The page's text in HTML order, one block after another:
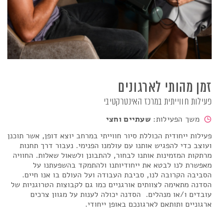
זמן מהותי לארגונים
פעילות חווייתית במרכז האינטרקטיבי
משך הפעילות: שעתיים וחצי
פעילות ייחודית הכוללת סיור חווייתי במרחב יוצא דופן, אשר תוכנן
ועוצב כדי להפגיש אותנו עם עולמנו הפנימי. נעבור דרך תחנות
מרתקות המזמינות אותנו לבחור, להתבונן ולשאול שאלות. החוויה
מאפשרת לנו לבטא את ייחודיותנו ולהתמקד בהשפעתנו על
הסביבה הקרובה לנו, סביבת העבודה ועל העולם בו אנו חיים.
הסדנה מתאימה לצוותים אורגניים כמו גם לקבוצות הטרוגניות של
עובדים ו/או מנהלים. הסדנה יכולה לענות על מגוון צרכים
ארגוניים ותותאם לארגונכם באופן ייחודי.